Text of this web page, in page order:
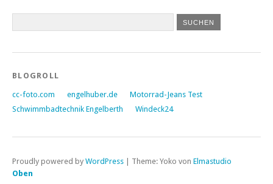
BLOGROLL
cc-foto.com engelhuber.de
Motorrad-Jeans Test
Schwimmbadtechnik Engelberth
Windeck24
Proudly powered by WordPress Theme: Yoko von Elmastudio
Oben